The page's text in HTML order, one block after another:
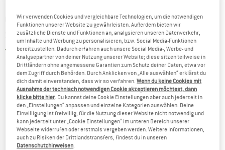
O'NEILL - Women's Ava Smocked Shorts -
Shorts
5,0(1)
Wir verwenden Cookies und vergleichbare Technologien, um die notwendigen
Funktionen unserer Website zu gewährleisten. Außerdem bieten wir
zusätzliche Dienste und Funktionen an, analysieren unseren Datenverkehr,
um Inhalte und Werbung zu personalisieren, bzw. Social Media-Funktionen
bereitzustellen. Dadurch erfahren auch unsere Social Media-, Werbe- und
Analysepartner von deiner Nutzung unserer Website; diese sitzen teilweise in
Drittländern ohne angemessene Garantien zum Schutz deiner Daten, etwa vor
dem Zugriff durch Behörden. Durch Anklicken von „Alle auswählen“ erklärst du
dich damit einverstanden, dass wir so verfahren.Wenn du keine Cookies mit
Ausnahme der technisch notwendigen Cookie akzeptieren möchtest, dann
klicke bitte hier. Du kannst deine Cookie Einstellungen aber auch jederzeit in
den „Einstellungen“ anpassen und einzelne Kategorien auswählen. Deine
Einwilligung ist freiwillig, für die Nutzung dieser Website nicht notwendig und
kann jederzeit unter „Cookie Einstellungen“ im unteren Bereich unserer
Webseite widerrufen oder erstmals vergeben werden. Weitere Informationen,
auch zu Risiken der Drittlandstransfers, findest du in unseren
Datenschutzhinweisen.